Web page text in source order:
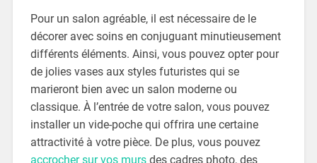
Pour un salon agréable, il est nécessaire de le
décorer avec soins en conjuguant minutieusement
différents éléments. Ainsi, vous pouvez opter pour
de jolies vases aux styles futuristes qui se
marieront bien avec un salon moderne ou
classique. À l’entrée de votre salon, vous pouvez
installer un vide-poche qui offrira une certaine
attractivité à votre pièce. De plus, vous pouvez
accrocher sur vos mursdes cadres photo, des